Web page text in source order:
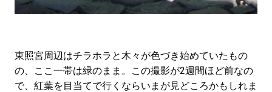
東照宮周辺はチラホラと木々が色づき始めていたもの
の、ここ一帯は緑のまま。この撮影が2週間ほど前なの
で、紅葉を目当てで行くならいまが見どころかもしれま